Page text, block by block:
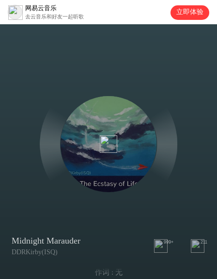
网易云音乐
去云音乐和好友一起听歌
立即体验
Midnight Marauder
DDRKirby(ISQ)
999+ 211
作词 : 无